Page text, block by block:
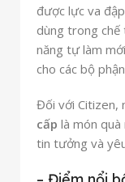
được lực va
dùng trong chế
năng tự làm
cho các bộ
Đối với Citizen,
cấp là món
tin tưởng và